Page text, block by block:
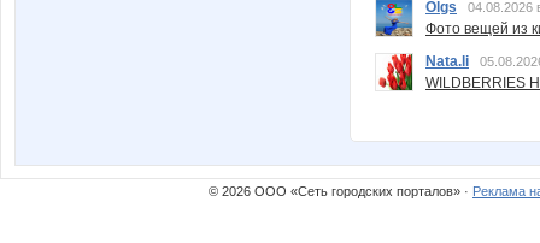
Olgs
04.08.2026
Фото вещей из
Nata.li
© 2026 ООО «Сеть городских порталов» · Реклама